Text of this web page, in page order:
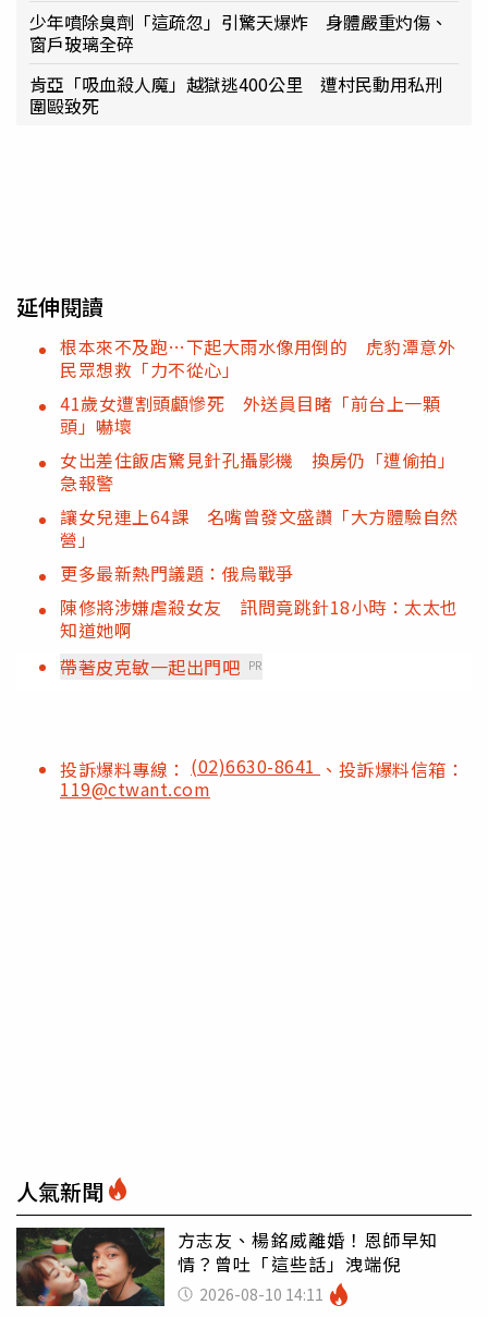
少年噴除臭劑「這疏忽」引驚天爆炸 身體嚴重灼傷、
窗戶玻璃全碎
肯亞「吸血殺人魔」越獄逃400公里 遭村民動用私刑
圍毆致死
延伸閱讀
根本來不及跑…下起大雨水像用倒的 虎豹潭意外
民眾想救「力不從心」
41歲女遭割頭顱慘死 外送員目睹「前台上一顆
頭」嚇壞
女出差住飯店驚見針孔攝影機 換房仍「遭偷拍」
急報警
讓女兒連上64課 名嘴曾發文盛讚「大方體驗自然
營」
更多最新熱門議題：俄烏戰爭
陳修將涉嫌虐殺女友 訊問竟跳針18小時：太太也
知道她啊
帶著皮克敏一起出門吧 PR
投訴爆料專線： (02)6630-8641 、投訴爆料信箱：
119@ctwant.com
人氣新聞
方志友、楊銘威離婚！恩師早知
情？曾吐「這些話」洩端倪
2026-08-10 14:11